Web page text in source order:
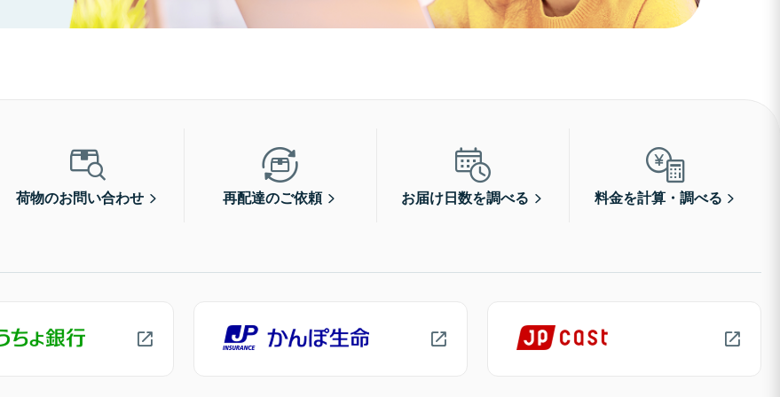
荷物のお問い合わせ 再配達のご依頼 お届け日数を調べる 料金を計算・調べる